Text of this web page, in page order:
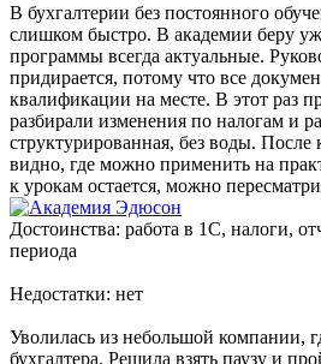
В бухгалтерии без постоянного
слишком быстро. В академии беру
программы всегда актуальные.
придирается, потому что все
квалификации на месте. В этот раз
разбирали изменения по налогам и
структурированная, без воды. После
видно, где можно применить на
к урокам остается, можно
Достоинства: работа в 1С, налоги,
периода
Недостатки: нет
Уволилась из небольшой компании,
бухгалтера. Решила взять паузу и